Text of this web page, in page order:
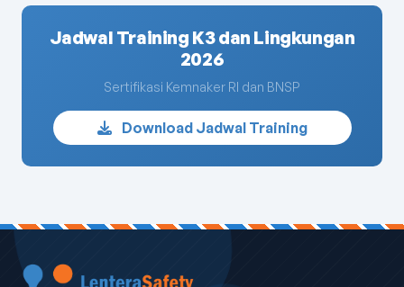
Jadwal Training K3 dan Lingkungan
2026
Sertifikasi Kemnaker RI dan BNSP
Download Jadwal Training